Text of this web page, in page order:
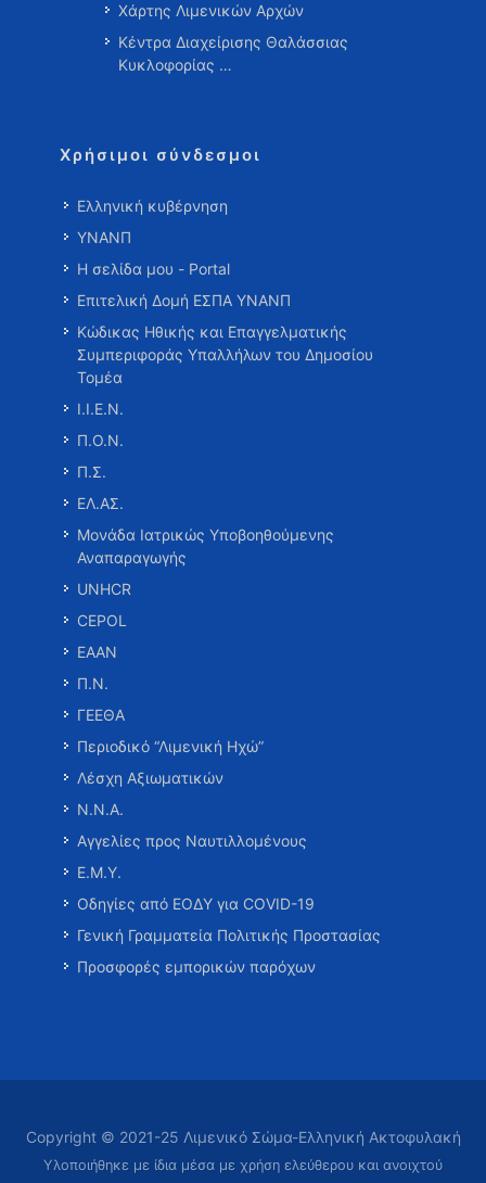
Χάρτης Λιμενικών Αρχών
Κέντρα Διαχείρισης Θαλάσσιας
Κυκλοφορίας …
Χρήσιμοι σύνδεσμοι
Ελληνική κυβέρνηση
ΥΝΑΝΠ
Η σελίδα μου - Portal
Επιτελική Δομή ΕΣΠΑ ΥΝΑΝΠ
Κώδικας Ηθικής και Επαγγελματικής
Συμπεριφοράς Υπαλλήλων του Δημοσίου
Τομέα
Ι.Ι.Ε.Ν.
Π.Ο.Ν.
Π.Σ.
ΕΛ.ΑΣ.
Μονάδα Ιατρικώς Υποβοηθούμενης
Αναπαραγωγής
UNHCR
CEPOL
ΕΑΑΝ
Π.Ν.
ΓΕΕΘΑ
Περιοδικό “Λιμενική Ηχώ”
Λέσχη Αξιωματικών
Ν.Ν.Α.
Αγγελίες προς Ναυτιλλομένους
Ε.Μ.Υ.
Οδηγίες από ΕΟΔΥ για COVID-19
Γενική Γραμματεία Πολιτικής Προστασίας
Προσφορές εμπορικών παρόχων
Copyright © 2021-25 Λιμενικό Σώμα-Ελληνική Ακτοφυλακή
Υλοποιήθηκε με ίδια μέσα με χρήση ελεύθερου και ανοιχτού